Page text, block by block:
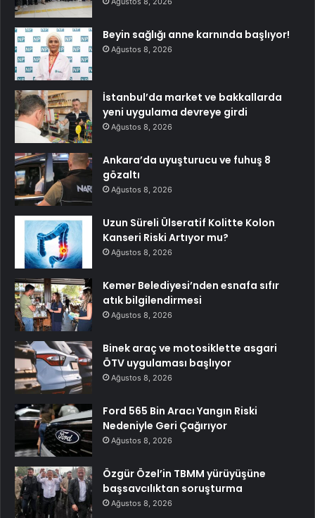
Beyin sağlığı anne karnında başlıyor!
Ağustos 8, 2026
İstanbul’da market ve bakkallarda
yeni uygulama devreye girdi
Ağustos 8, 2026
Ankara’da uyuşturucu ve fuhuş 8
gözaltı
Ağustos 8, 2026
Uzun Süreli Ülseratif Kolitte Kolon
Kanseri Riski Artıyor mu?
Ağustos 8, 2026
Kemer Belediyesi’nden esnafa sıfır
atık bilgilendirmesi
Ağustos 8, 2026
Binek araç ve motosiklette asgari
ÖTV uygulaması başlıyor
Ağustos 8, 2026
Ford 565 Bin Aracı Yangın Riski
Nedeniyle Geri Çağırıyor
Ağustos 8, 2026
Özgür Özel’in TBMM yürüyüşüne
başsavcılıktan soruşturma
Ağustos 8, 2026